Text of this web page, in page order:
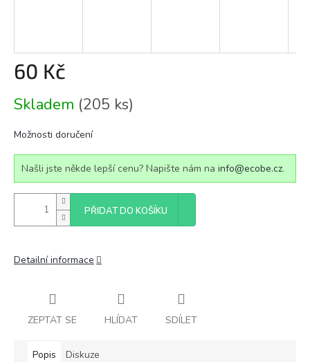
60 Kč
cena:
Skladem (205 ks)
Možnosti doručení
Našli jste někde lepší cenu? Napište nám na info@ecobe.cz.
PŘIDAT DO KOŠÍKU
Detailní informace
ZEPTAT SE HLÍDAT SDÍLET
Popis Diskuze